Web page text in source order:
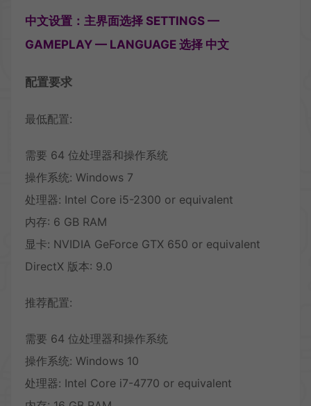
中文设置：主界面选择 SETTINGS —
GAMEPLAY — LANGUAGE 选择 中文
配置要求
最低配置:
需要 64 位处理器和操作系统
操作系统: Windows 7
处理器: Intel Core i5-2300 or equivalent
内存: 6 GB RAM
显卡: NVIDIA GeForce GTX 650 or equivalent
DirectX 版本: 9.0
推荐配置:
需要 64 位处理器和操作系统
操作系统: Windows 10
处理器: Intel Core i7-4770 or equivalent